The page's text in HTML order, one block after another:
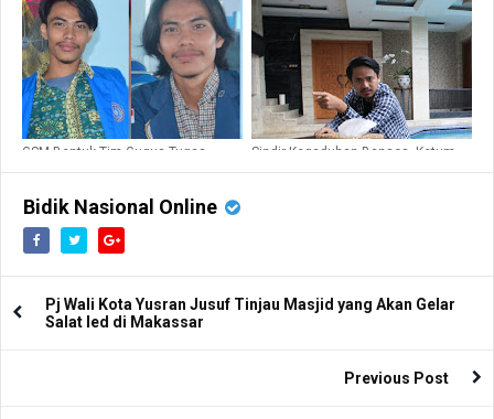
GSM Bentuk Tim Gugus Tugas
Sindir Kegaduhan Bansos, Ketum
Bidik Nasional Online
Pj Wali Kota Yusran Jusuf Tinjau Masjid yang Akan Gelar
Salat Ied di Makassar
Previous Post